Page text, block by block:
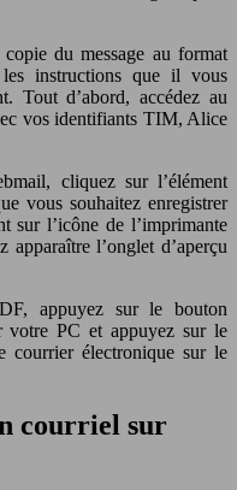
du message au format
instructions que il vous
Tout d’abord, accédez au
vos identifiants TIM, Alice
cliquez sur l’élément
vous souhaitez enregistrer
sur l’icône de l’imprimante
apparaître l’onglet d’aperçu
appuyez sur le bouton
votre PC et appuyez sur le
courrier électronique sur le
courriel sur